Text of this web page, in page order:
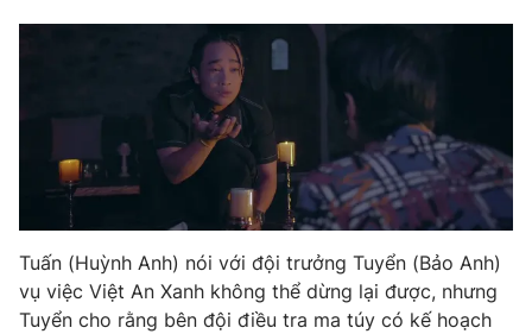
VTV Sức khoẻ Bất động sản
Thị trường 24h Tấm lòng Việt
VTV4 Vươn mình bằng AI
Tuấn (Huỳnh Anh) nói với đội trưởng Tuyển (Bảo Anh)
vụ việc Việt An Xanh không thể dừng lại được, nhưng
Tuyển cho rằng bên đội điều tra ma túy có kế hoạch